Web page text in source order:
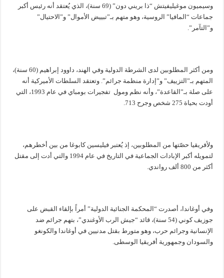
وسيميون موغيليفيتش “ذا بريني دون” (69 سنة)، الذي يُعتقد أنه رئيس أكبر
جماعات “المافيا” الروسية، وهو متهم بـ”تبييض الأموال” و”الاحتيال”
و”التآمر”.
ومن أكثر المطلوبين لدى الشرطة الدولية وفي الهند، داوود إبراهيم (60 سنة)،
المتهم بـ”التزييف” و”إدارة منظمة جرائم”. وتعتقد السلطات الأميركية أنه
على صلة بـ”القاعدة”، وأنه نظم ومول تفجيرات بومباي في عام 1993، التي
أودت بحياة 275 شخص وجرح 713.
ولأفريقيا حصّتها من المطلوبين، إذ يُعتبر فيليسين كابوغا من بين أخطرهم،
لتمويله أكبر الإبادات الجماعية في التاريخ في عام 1994 والتي أدت إلى مقتل
أكثر من 800 ألف رواندي.
وفي أوغاندا، أصدرت “المحكمة الجنائية الدولية” أمراً بإلقاء القبض على
جوزيف كوني (54 سنة)، قائد “جيش الرب الأوغندي”، بتهم جرائم ضد
الإنسانية وجرائم حرب، وهو متورط بقتل مدنيين في أوغاندا والكونغو
والسودان وجمهورية أفريقيا الوسطى.